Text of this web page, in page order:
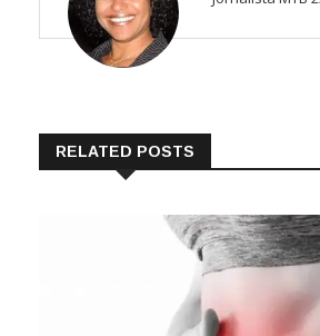
RELATED POSTS